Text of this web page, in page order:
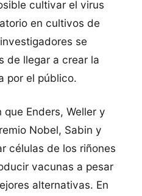
cultivar el virus
en cultivos de
se
de llegar a crear la
por el público.
que Enders, Weller y
Nobel, Sabin y
células de los riñones
vacunas a pesar
alternativas. En